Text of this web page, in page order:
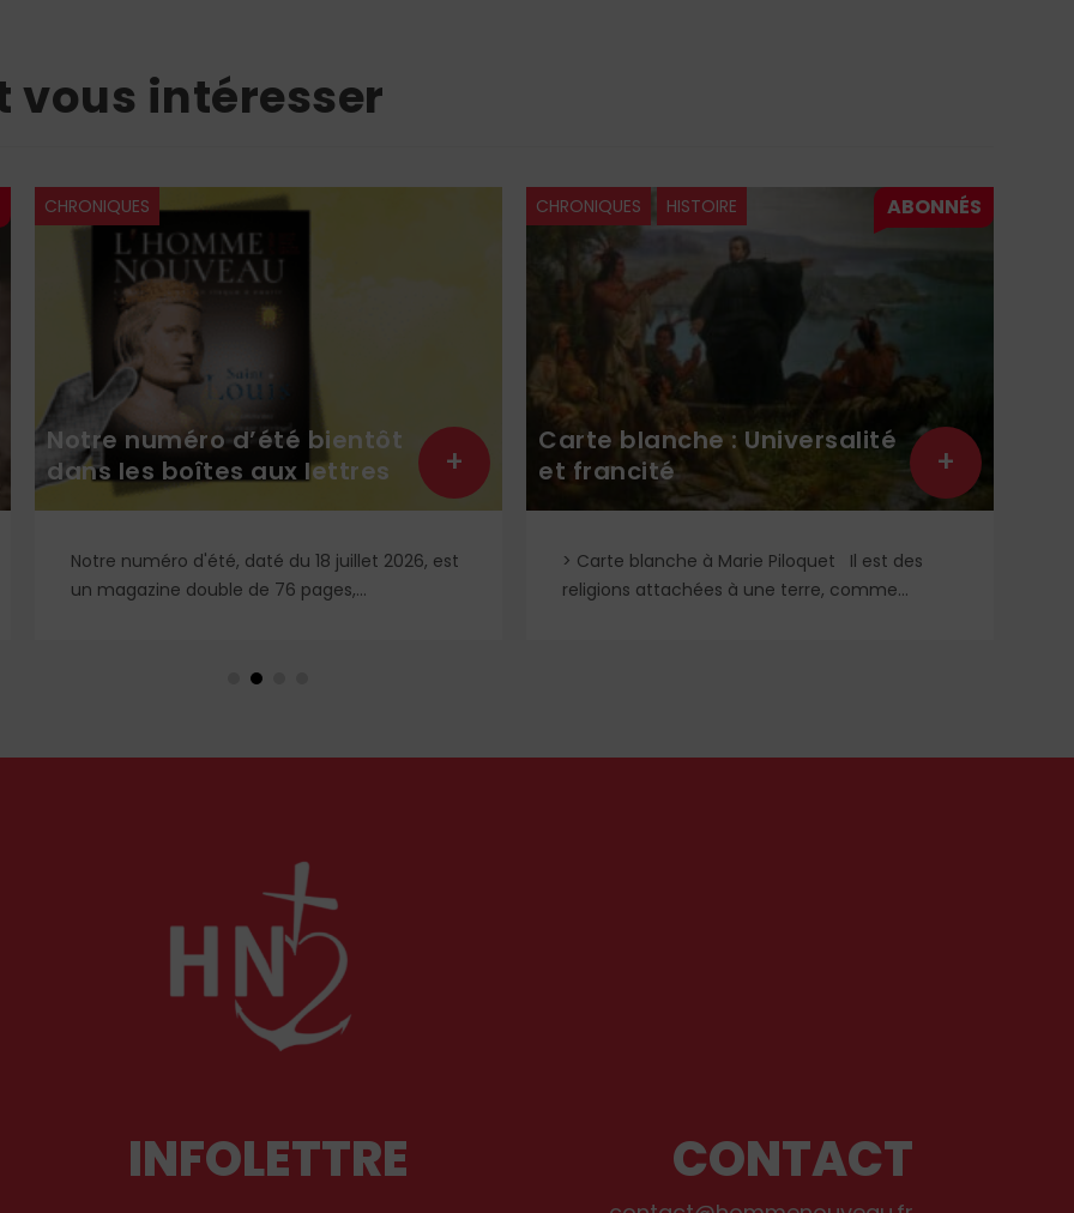
vous intéresser
CHRONIQUES
Notre numéro d’été bientôt
dans les boîtes aux lettres
Notre numéro d'été, daté du 18 juillet 2026, est
un magazine double de 76 pages,
de contenu et des rubriques inédites pour un
+
CHRONIQUES HISTOIRE
Carte blanche : Universalité
et francité
> Carte blanche à Marie Piloquet Il est des
religions attachées à une terre, comme...
+
INFOLETTRE CONTACT